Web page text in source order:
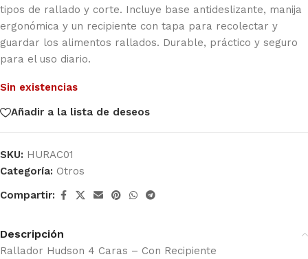
tipos de rallado y corte. Incluye base antideslizante, manija
ergonómica y un recipiente con tapa para recolectar y
guardar los alimentos rallados. Durable, práctico y seguro
para el uso diario.
Sin existencias
Añadir a la lista de deseos
SKU: HURAC01
Categoría: Otros
Compartir:
Descripción
Rallador Hudson 4 Caras – Con Recipiente